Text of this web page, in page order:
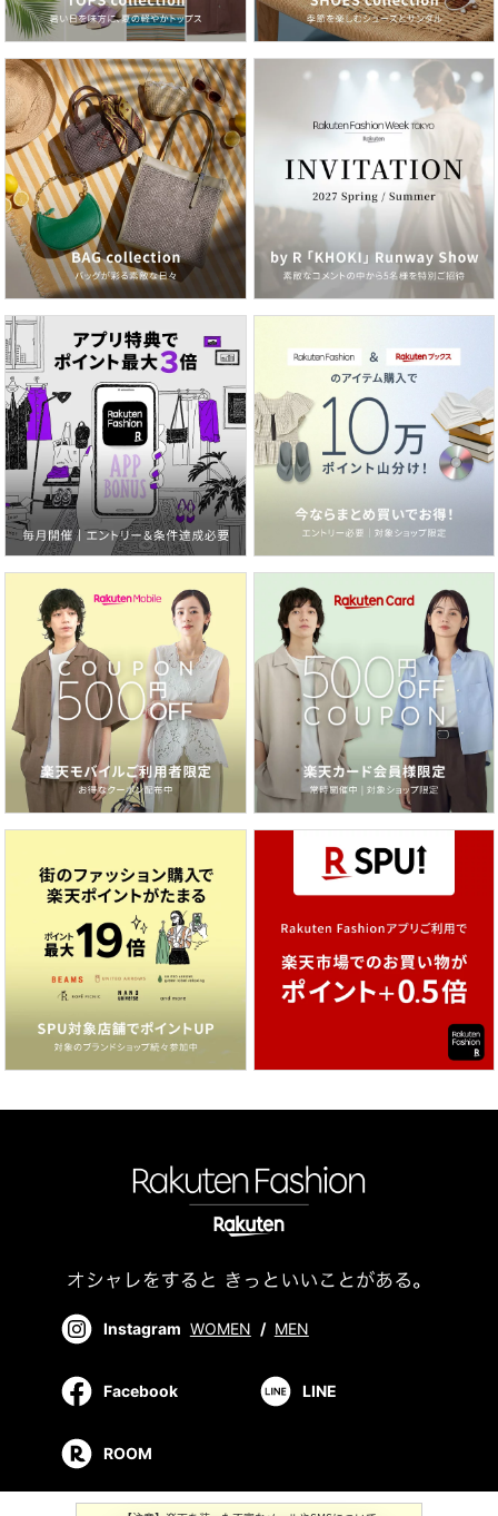
Instagram WOMEN / MEN
Facebook LINE
ROOM